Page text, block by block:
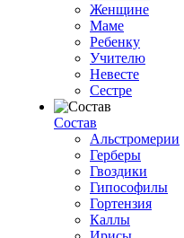
Женщине
Маме
Ребенку
Учителю
Невесте
Сестре
Состав
Альстромерии
Герберы
Гвоздики
Гипософилы
Гортензия
Каллы